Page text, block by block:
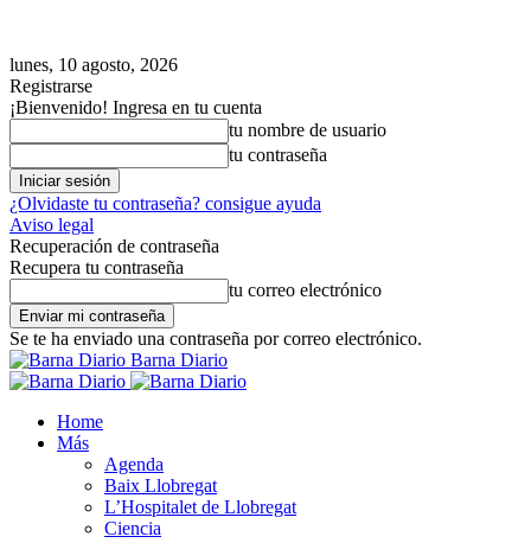
lunes, 10 agosto, 2026
Registrarse
¡Bienvenido! Ingresa en tu cuenta
tu nombre de usuario
tu contraseña
¿Olvidaste tu contraseña? consigue ayuda
Aviso legal
Recuperación de contraseña
Recupera tu contraseña
tu correo electrónico
Se te ha enviado una contraseña por correo electrónico.
Barna Diario
Home
Más
Agenda
Baix Llobregat
L’Hospitalet de Llobregat
Ciencia